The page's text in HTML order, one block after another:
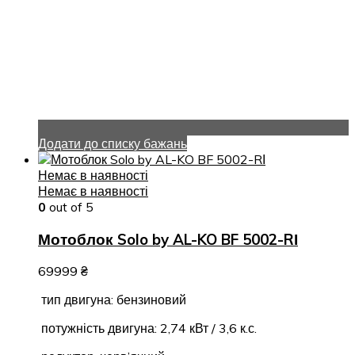
Додати до списку бажань
Немає в наявності
Немає в наявності
0 out of 5
Мотоблок Solo by AL-KO BF 5002-RІ
69999 ₴
тип двигуна: бензиновий
потужність двигуна: 2,74 кВт / 3,6 к.с.